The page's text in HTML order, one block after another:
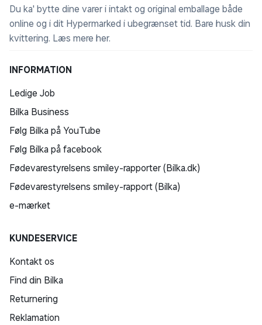
sælges muligvis separat. Udbuddet kan variere.
2FaceTime er ikke tilgængelig i alle lande eller områder.
mini/specs.
Produktnavn
Mac mini (M4)
Du ka' bytte dine varer i intakt og original emballage både
online og i dit Hypermarked i ubegrænset tid. Bare husk din
kvittering. Læs mere her.
INFORMATION
Ledige Job
Bilka Business
Følg Bilka på YouTube
Følg Bilka på facebook
Fødevarestyrelsens smiley-rapporter (Bilka.dk)
Fødevarestyrelsens smiley-rapport (Bilka)
e-mærket
KUNDESERVICE
Kontakt os
Find din Bilka
Returnering
Reklamation